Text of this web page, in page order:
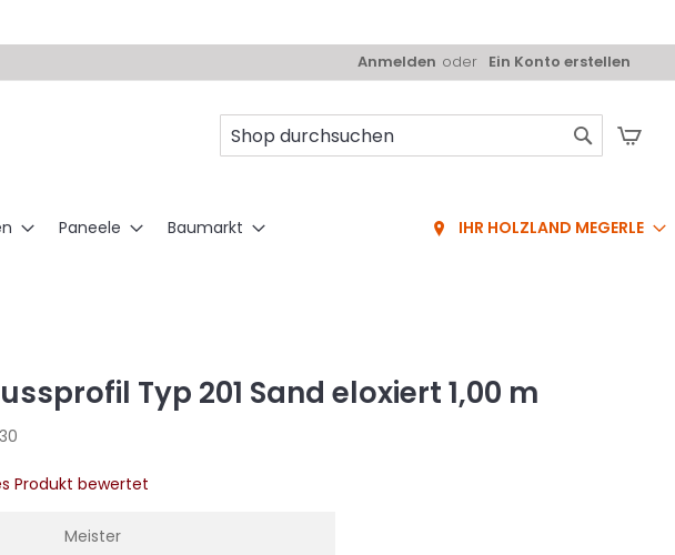
Anmelden Ein Konto erstellen
Paneele Baumarkt IHR HOLZLAND MEGERLE
Typ 201 Sand eloxiert 1,00 m
Produkt bewertet
Meister